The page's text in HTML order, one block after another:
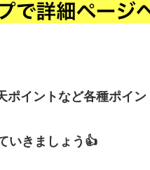
イントなど各種ポイ
いきましょう👍